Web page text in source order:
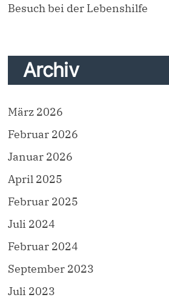
Besuch bei der Lebenshilfe
Archiv
März 2026
Februar 2026
Januar 2026
April 2025
Februar 2025
Juli 2024
Februar 2024
September 2023
Juli 2023